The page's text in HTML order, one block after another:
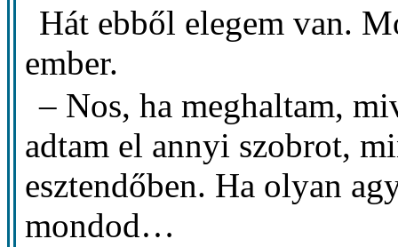
Hát ebből elegem van.
ember.
– Nos, ha meghaltam,
adtam el annyi szobrot,
esztendőben. Ha olyan
mondod…